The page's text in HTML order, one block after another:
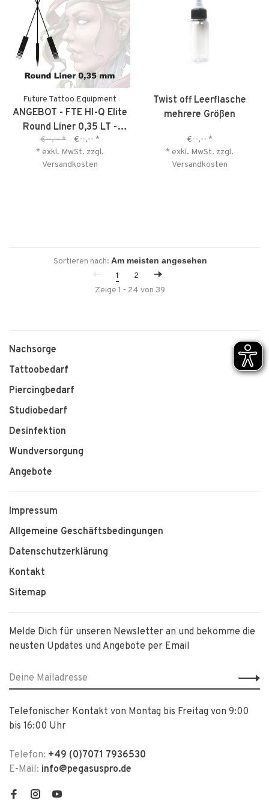
Future Tattoo Equipment
ANGEBOT - FTE HI-Q Elite
Round Liner 0,35 LT -
kurzes MHD
€--,--* €--,-- *
* exkl. MwSt. zzgl.
Versandkosten
Twist off Leerflasche
mehrere Größen
€--,-- *
* exkl. MwSt. zzgl.
Versandkosten
Sortieren nach:
1
2
Zeige 1 - 24 von 39
Nachsorge
Tattoobedarf
Piercingbedarf
Studiobedarf
Desinfektion
Wundversorgung
Angebote
Impressum
Allgemeine Geschäftsbedingungen
Datenschutzerklärung
Kontakt
Sitemap
Melde Dich für unseren Newsletter an und bekomme die
neusten Updates und Angebote per Email
Telefonischer Kontakt von Montag bis Freitag von 9:00
bis 16:00 Uhr
Telefon: +49 (0)7071 7936530
E-Mail: info@pegasuspro.de